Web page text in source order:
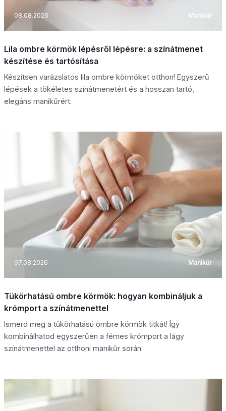
08.08.2026 Manikűr
Lila ombre körmök lépésről lépésre: a színátmenet
készítése és tartósítása
Készítsen varázslatos lila ombre körmöket otthon! Egyszerű
lépések a tökéletes színátmenetért és a hosszan tartó,
elegáns manikűrért.
07.08.2026 Manikűr
Tükörhatású ombre körmök: hogyan kombináljuk a
krómport a színátmenettel
Ismerd meg a tükörhatású ombre körmök titkát! Így
kombinálhatod egyszerűen a fémes krómport a lágy
színátmenettel az otthoni manikűr során.